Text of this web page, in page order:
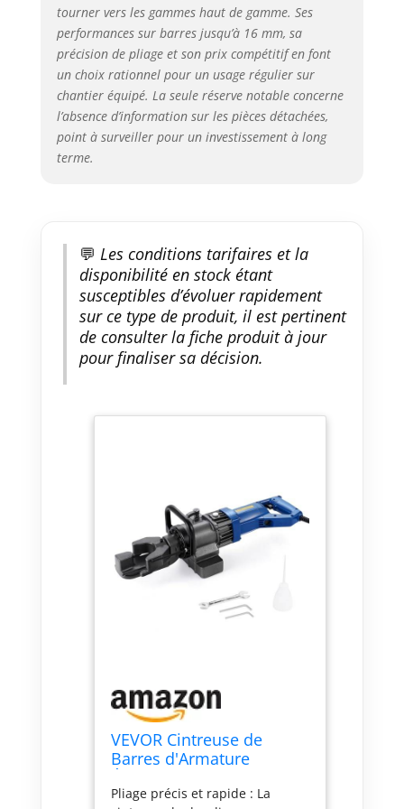
haute résistance : Les crochets à
haute résistance améliorés
garantissent des performances
de pliage à long terme. Équipé
d'un bouton de réinitialisation ;
tirez simplement sur la vanne
hydraulique pour réinitialiser
en toute sécurité après le
tourner vers les gammes haut de gamme. Ses
performances sur barres jusqu’à 16 mm, sa
précision de pliage et son prix compétitif en font
un choix rationnel pour un usage régulier sur
chantier équipé. La seule réserve notable concerne
l’absence d’information sur les pièces détachées,
point à surveiller pour un investissement à long
terme.
💬 Les conditions tarifaires et la
disponibilité en stock étant
susceptibles d’évoluer rapidement
sur ce type de produit, il est pertinent
de consulter la fiche produit à jour
pour finaliser sa décision.
VEVOR Cintreuse de
Barres d'Armature
Machine à Cintrer
Pliage précis et rapide : La